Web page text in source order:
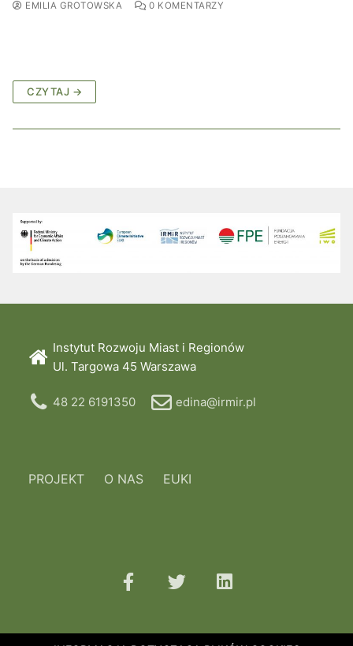
EMILIA GROTOWSKA 0 KOMENTARZY
CZYTAJ →
Instytut Rozwoju Miast i Regionów
Ul. Targowa 45 Warszawa
48 22 6191350 edina@irmir.pl
PROJEKT O NAS EUKI